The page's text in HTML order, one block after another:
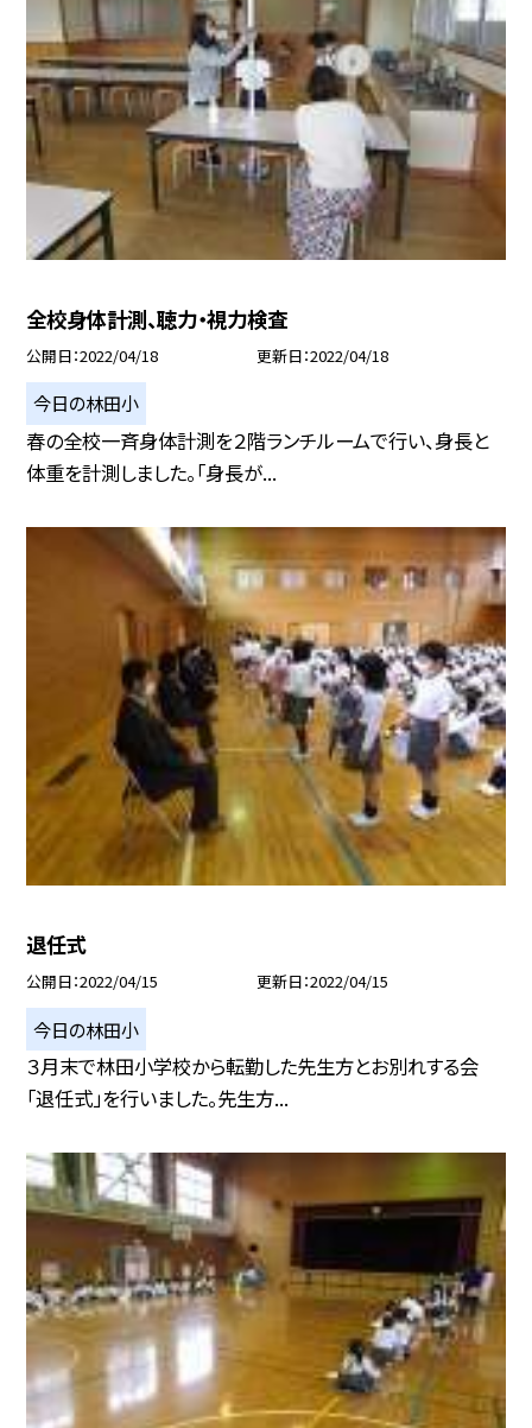
全校身体計測、聴力・視力検査
公開日 2022/04/18 更新日 2022/04/18
今日の林田小
春の全校一斉身体計測を２階ランチルームで行い、身長と
体重を計測しました。「身長が...
退任式
公開日 2022/04/15 更新日 2022/04/15
今日の林田小
３月末で林田小学校から転勤した先生方とお別れする会
「退任式」を行いました。先生方...